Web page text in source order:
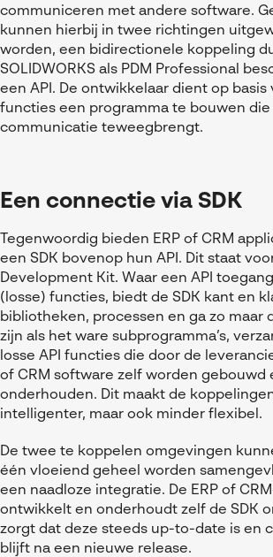
communiceren met andere software.
kunnen hierbij in twee richtingen
worden, een bidirectionele koppeling
SOLIDWORKS als PDM Professional
een API. De ontwikkelaar dient op basis
functies een programma te bouwen die
communicatie teweegbrengt.
Een connectie via SDK
Tegenwoordig bieden ERP of CRM
een SDK bovenop hun API. Dit staat
Development Kit. Waar een API
(losse) functies, biedt de SDK kant en
bibliotheken, processen en ga zo maar
zijn als het ware subprogramma’s,
losse API functies die door de
of CRM software zelf worden gebouwd
onderhouden. Dit maakt de
intelligenter, maar ook minder flexibel.
De twee te koppelen omgevingen
één vloeiend geheel worden
een naadloze integratie. De ERP of
ontwikkelt en onderhoudt zelf de SDK
zorgt dat deze steeds up-to-date is en
blijft na een nieuwe release.